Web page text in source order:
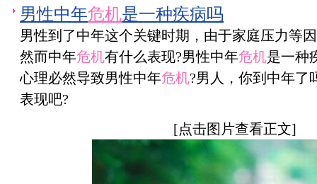
男性中年危机是一种疾病吗
男性到了中年这个关键时期，由于家庭压力等
然而中年危机有什么表现?男性中年危机是一种
心理必然导致男性中年危机?男人，你到中年了
表现吧?
[点击图片查看正文]